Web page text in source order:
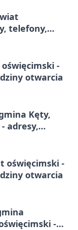
telefony,
-
otwarcia
Kęty,
adresy,
oświęcimski -
otwarcia
-